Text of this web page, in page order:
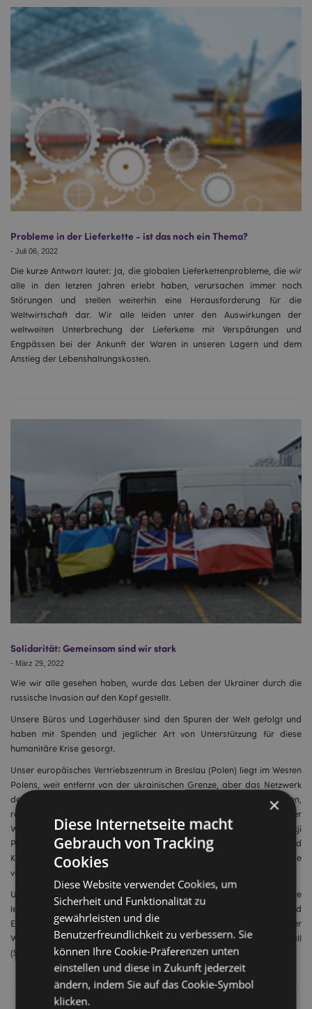
Probleme in der Lieferkette - ist das noch ein Thema?
- Juli 06, 2022
Die kurze Antwort lautet: Ja, die globalen Lieferkettenprobleme, die wir
alle in den letzten Jahren erlebt haben, verursachen immer noch
Störungen und stellen weiterhin eine Herausforderung für die
Weltwirtschaft dar. Wir alle leiden unter den Auswirkungen der
weltweiten Unterbrechung der Lieferkette mit Verspätungen und
Engpässen bei der Ankunft der Waren in unseren Lagern und dem
Anstieg der Lebenshaltungskosten.
Solidarität: Gemeinsam sind wir stark
- März 29, 2022
Wie wir alle gesehen haben, wurde das Leben der Ukrainer durch die
russische Invasion auf den Kopf gestellt.
Unsere Büros und Lagerhäuser sind den Spuren der Welt gefolgt und
haben mit Spenden und jeglicher Art von Unterstützung für diese
humanitäre Krise gesorgt.
Unser europäisches Vertriebszentrum in Breslau (Polen) liegt im Westen
Polens, weit entfernt von der ukrainischen Grenze, aber das Netzwerk
der Unterstützung und Liebe für die Flüchtlinge, die nach Polen kommen,
reicht weit und breit. In Zusammenarbeit mit der
Wohltätigkeitsorganisation Fundacja Wspierania Organizacji
Pozarządowych „UMBRELLA" spendeten wir Spielzeug und
Kindergeschenke, Wasserflaschen und Schreibwaren, die an Bedürftige
verteilt werden sollten.
Unser kornisches Büro im Vereinigten Königreich sammelte
lebenswichtige Güter wie Lebensmittel in Dosen, warme Kleidung und
Erste-Hilfe-Materialien in Zusammenarbeit mit der
Wohltätigkeitsorganisation Homeless Shoebox Appeal - Mid Cornwall
(St Austell, Par & Fowey), die
×
Diese Internetseite macht
Gebrauch von Tracking
Cookies
Diese Website verwendet Cookies, um
Sicherheit und Funktionalität zu
gewährleisten und die
Benutzerfreundlichkeit zu verbessern. Sie
können Ihre Cookie-Präferenzen unten
einstellen und diese in Zukunft jederzeit
ändern, indem Sie auf das Cookie-Symbol
klicken.